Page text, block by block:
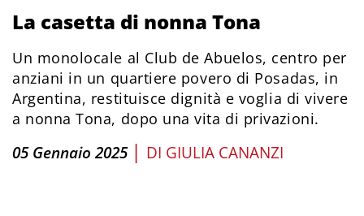
La casetta di nonna Tona
Un monolocale al Club de Abuelos, centro per
anziani in un quartiere povero di Posadas, in
Argentina, restituisce dignità e voglia di vivere
a nonna Tona, dopo una vita di privazioni.
05 Gennaio 2025 | DI GIULIA CANANZI